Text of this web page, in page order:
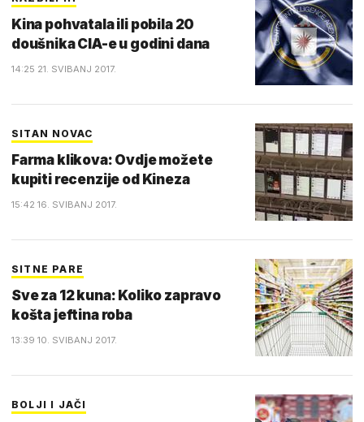
Kina pohvatala ili pobila 20
doušnika CIA-e u godini dana
14:25 21. SVIBANJ 2017.
SITAN NOVAC
Farma klikova: Ovdje možete
kupiti recenzije od Kineza
15:42 16. SVIBANJ 2017.
SITNE PARE
Sve za 12 kuna: Koliko zapravo
košta jeftina roba
13:39 10. SVIBANJ 2017.
BOLJI I JAČI